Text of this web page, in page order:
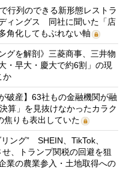
行列のできる新形態レストラ
ィングス 同社に聞いた「店
角化してもぶれない軸
グを解剖》三菱商事、三井物
・早大・慶大で約6割」の現
か
破産】63社もの金融機関が融
算」を見抜けなかったカラク
焦りも表出していた
ング” SHEIN、TikTok、
、トランプ関税の回避を狙
業の農業参入・土地取得への